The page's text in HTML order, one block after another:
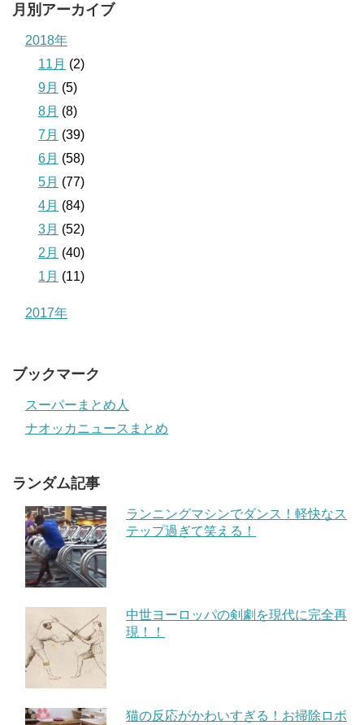
月別アーカイブ
2018年
11月 (2)
9月 (5)
8月 (8)
7月 (39)
6月 (58)
5月 (77)
4月 (84)
3月 (52)
2月 (40)
1月 (11)
2017年
ブックマーク
スーパーまとめ人
ナオッカニュースまとめ
ランダム記事
ランニングマシンでダンス！軽快なス
テップ過ぎて笑える！
中世ヨーロッパの剣劇を現代に完全再
現！！
猫の反応がかわいすぎる！お掃除ロボ